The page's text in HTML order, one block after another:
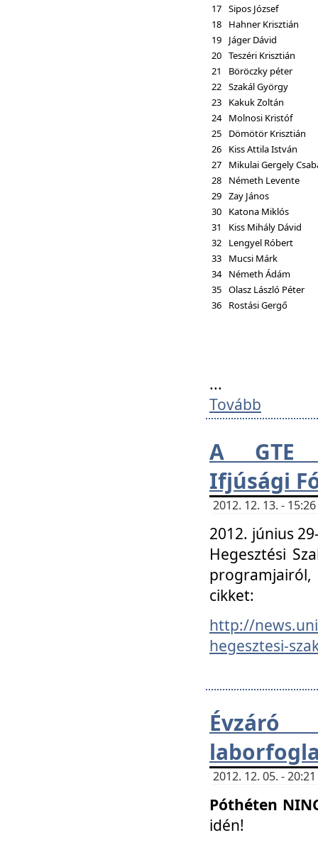
17 Sipos József
18
Hahner Krisztián
19
Jáger Dávid
20 Teszéri Krisztián
21
Böröczky péter
22 Szakál György
23
Kakuk Zoltán
24
Molnosi Kristóf
25
Dömötör Krisztián
26
Kiss Attila István
27
Mikulai Gergely
28
Németh Levente
29 Zay János
30
Katona Miklós
31
Kiss Mihály Dávid
32
Lengyel Róbert
33
Mucsi Márk
34
Németh Ádám
35 Olasz László Péter
36
Rostási Gergő
...
Tovább
A GTE
Ifjúsági
2012. 12. 13. -
2012. június
Hegesztési
cikket:
http://
hegesztesi-
2012. 12. 05. -
Póthéten
idén!